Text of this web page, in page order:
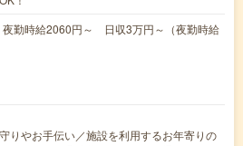
勤時給2060円～ 日収3万円～（夜勤時給
りやお手伝い／施設を利用するお年寄りの